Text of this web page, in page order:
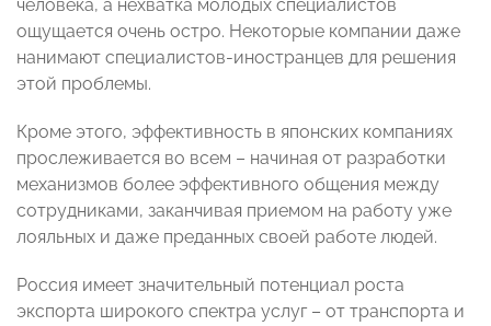
человека, а нехватка молодых специалистов
ощущается очень остро. Некоторые компании даже
нанимают специалистов-иностранцев для решения
этой проблемы.
Кроме этого, эффективность в японских компаниях
прослеживается во всем – начиная от разработки
механизмов более эффективного общения между
сотрудниками, заканчивая приемом на работу уже
лояльных и даже преданных своей работе людей.
Россия имеет значительный потенциал роста
экспорта широкого спектра услуг – от транспорта и